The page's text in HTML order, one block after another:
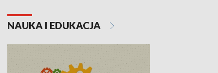
NAUKA I EDUKACJA